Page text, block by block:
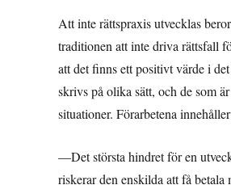
Att inte rättspraxis utvecklas
traditionen att inte driva rättsfall
att det finns ett positivt värde i
skrivs på olika sätt, och de som
situationer. Förarbetena
—Det största hindret för en
riskerar den enskilda att få